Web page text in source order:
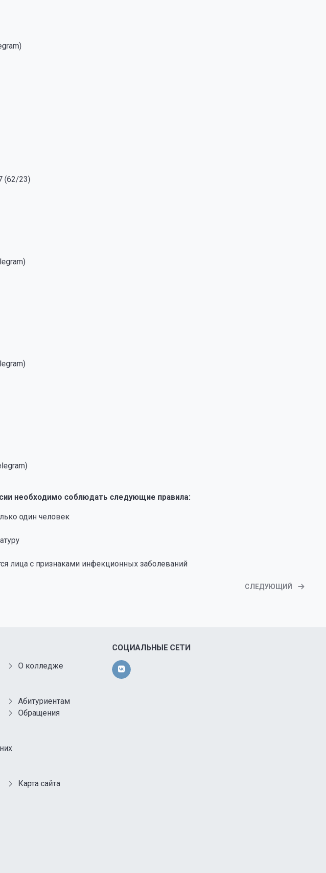
(62/23)
необходимо соблюдать следующие правила:
один человек
лица с признаками инфекционных заболеваний
СЛЕДУЮЩИЙ
О колледже
Абитуриентам
Обращения
Карта сайта
СОЦИАЛЬНЫЕ СЕТИ